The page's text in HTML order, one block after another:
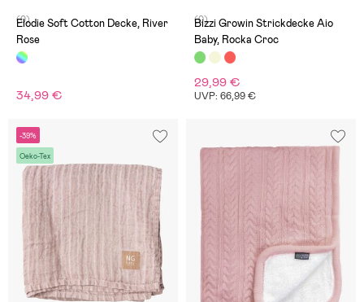
(0)
Elodie Soft Cotton Decke, River
Rose
34,99 €
(0)
Bizzi Growin Strickdecke Aio
Baby, Rocka Croc
29,99 €
UVP: 66,99 €
-39%
Oeko-Tex